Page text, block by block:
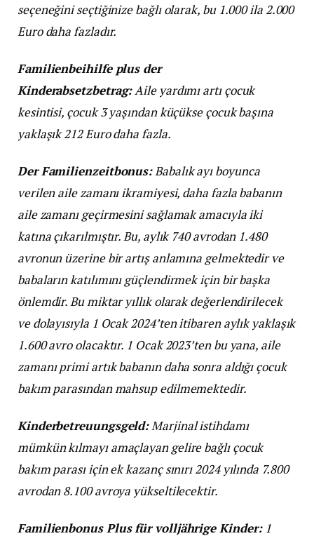
seçeneğini seçtiğinize bağlı olarak, bu 1.000 ila 2.000
Euro daha fazladır.
Familienbeihilfe plus der
Kinderabsetzbetrag:Aile yardımı artı çocuk
kesintisi, çocuk 3 yaşından küçükse çocuk başına
yaklaşık 212 Euro daha fazla.
Der Familienzeitbonus:Babalık ayı boyunca
verilen aile zamanı ikramiyesi, daha fazla babanın
aile zamanı geçirmesini sağlamak amacıyla iki
katına çıkarılmıştır. Bu, aylık 740 avrodan 1.480
avronun üzerine bir artış anlamına gelmektedir ve
babaların katılımını güçlendirmek için bir başka
önlemdir. Bu miktar yıllık olarak değerlendirilecek
ve dolayısıyla 1 Ocak 2024’ten itibaren aylık yaklaşık
1.600 avro olacaktır. 1 Ocak 2023’ten bu yana, aile
zamanı primi artık babanın daha sonra aldığı çocuk
bakım parasından mahsup edilmemektedir.
Kinderbetreuungsgeld:Marjinal istihdamı
mümkün kılmayı amaçlayan gelire bağlı çocuk
bakım parası için ek kazanç sınırı 2024 yılında 7.800
avrodan 8.100 avroya yükseltilecektir.
Familienbonus Plus für volljährige Kinder: 1